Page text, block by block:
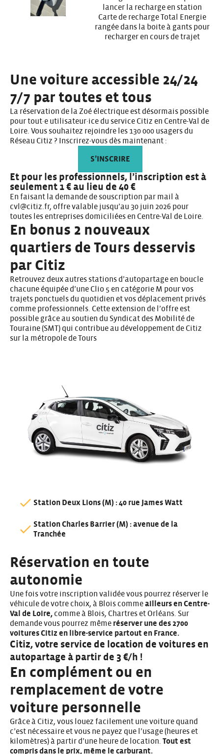
lancer la recharge en station
Carte de recharge Total Energie
rangée dans la boite à gants pour
recharger en cours de trajet
Une voiture accessible 24/24
7/7 par toutes et tous
La réservation de la Zoé électrique est désormais possible
pour tout·e utilisateur·ice du service Citiz en Centre-Val de
Loire. Vous souhaitez rejoindre les 130 000 usagers du
Réseau Citiz ? Inscrirez-vous dès maintenant :
S’INSCRIRE
Et pour les professionnels, l’inscription est à
seulement 1 € au lieu de 40 €
En faisant la demande de souscription par mail à
cvl@citiz.fr, offre valable jusqu’au 30 juin 2026 pour
toutes les entreprises domiciliées en Centre-Val de Loire.
En bonus 2 nouveaux
quartiers de Tours desservis
par Citiz
Retrouvez deux autres stations d’autopartage en boucle
chacune équipée d’une Clio 5 en catégorie M pour vos
trajets ponctuels du quotidien et vos déplacement privés
comme professionnels. Cette extension de l’offre est
possible grâce au soutien du Syndicat des Mobilité de
Touraine (SMT) qui contribue au développement de Citiz
sur la métropole de Tours
Station Deux Lions (M) : 40 rue James Watt
Station Charles Barrier (M) : avenue de la
Tranchée
Réservation en toute
autonomie
Une fois votre inscription validée vous pourrez réserver le
véhicule de votre choix, à Blois commeailleurs en Centre-
Val de Loire, comme à Blois, Chartres et Orléans. Sur
demande vous pourrez même réserver une des 2700
voitures Citiz en libre-service partout en France.
Citiz, votre service de location de voitures en
autopartage à partir de 3 €/h !
En complément ou en
remplacement de votre
voiture personnelle
Grâce à Citiz, vous louez facilement une voiture quand
c’est nécessaire et vous ne payez que l’usage (heures et
kilomètres) à partir d’une heure de location. Tout est
compris dans le prix, même le carburant.